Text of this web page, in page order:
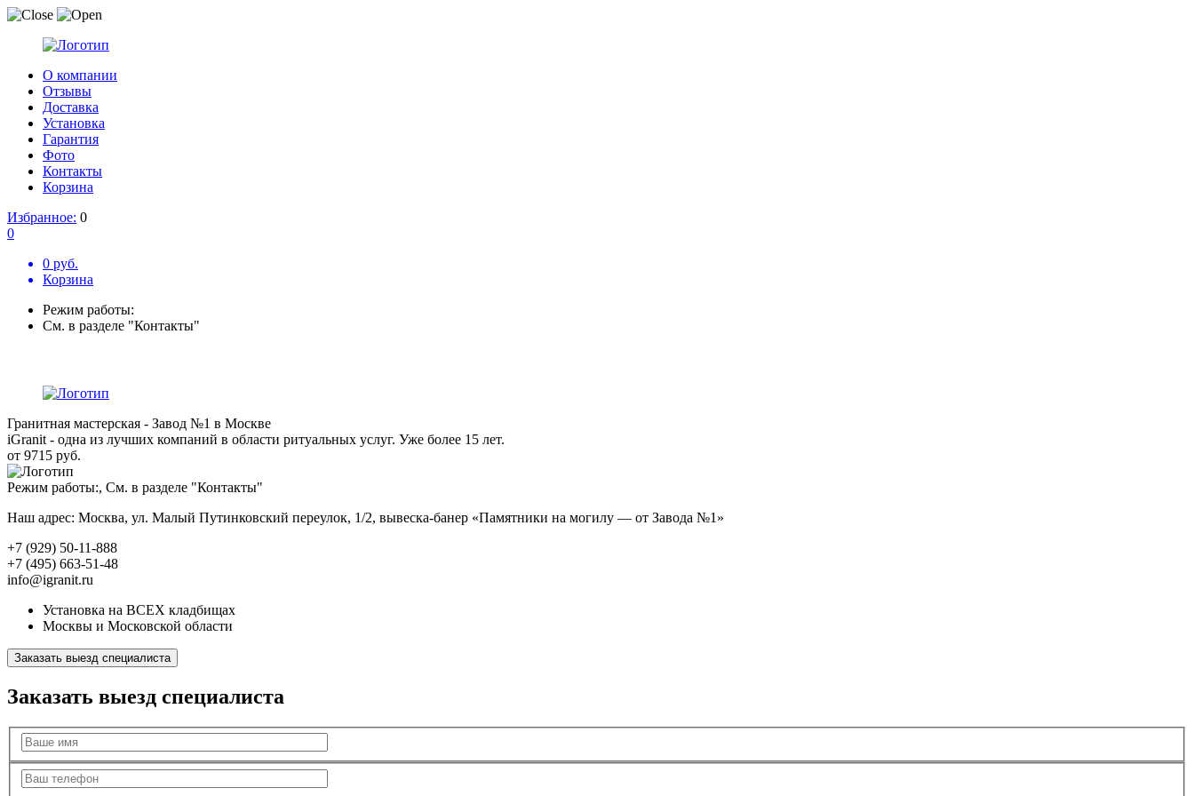
О компании
Отзывы
Доставка
Установка
Гарантия
Фото
Контакты
Корзина
Избранное: 0
0
0 руб.
Корзина
Режим работы:
См. в разделе "Контакты"
Гранитная мастерская - Завод №1 в Москве
iGranit - одна из лучших компаний в области ритуальных услуг. Уже более 15 лет.
от 9715 руб.
Режим работы:, См. в разделе "Контакты"
Наш адрес: Москва, ул. Малый Путинковский переулок, 1/2, вывеска-банер «Памятники на могилу — от Завода №1»
+7 (929) 50-11-888
+7 (495) 663-51-48
info@igranit.ru
Установка на ВСЕХ кладбищах
Москвы и Московской области
Заказать выезд специалиста
Заказать выезд специалиста